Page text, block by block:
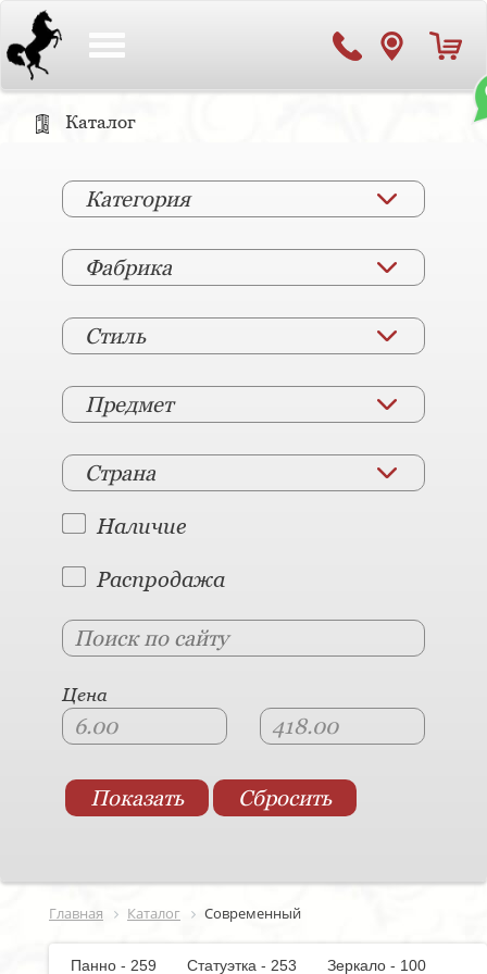
Каталог
Категория
Фабрика
Стиль
Предмет
Страна
Наличие
Распродажа
Цена
Главная Каталог Современный
Панно - 259 Статуэтка - 253
Зеркало - 100